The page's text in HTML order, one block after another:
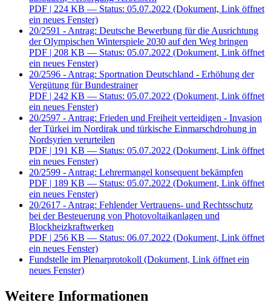
PDF | 224 KB — Status: 05.07.2022 (Dokument, Link öffnet
ein neues Fenster)
20/2591 - Antrag: Deutsche Bewerbung für die Ausrichtung
der Olympischen Winterspiele 2030 auf den Weg bringen
PDF | 208 KB — Status: 05.07.2022 (Dokument, Link öffnet
ein neues Fenster)
20/2596 - Antrag: Sportnation Deutschland - Erhöhung der
Vergütung für Bundestrainer
PDF | 242 KB — Status: 05.07.2022 (Dokument, Link öffnet
ein neues Fenster)
20/2597 - Antrag: Frieden und Freiheit verteidigen - Invasion
der Türkei im Nordirak und türkische Einmarschdrohung in
Nordsyrien verurteilen
PDF | 191 KB — Status: 05.07.2022 (Dokument, Link öffnet
ein neues Fenster)
20/2599 - Antrag: Lehrermangel konsequent bekämpfen
PDF | 189 KB — Status: 05.07.2022 (Dokument, Link öffnet
ein neues Fenster)
20/2617 - Antrag: Fehlender Vertrauens- und Rechtsschutz
bei der Besteuerung von Photovoltaikanlagen und
Blockheizkraftwerken
PDF | 256 KB — Status: 06.07.2022 (Dokument, Link öffnet
ein neues Fenster)
Fundstelle im Plenarprotokoll (Dokument, Link öffnet ein
neues Fenster)
Weitere Informationen